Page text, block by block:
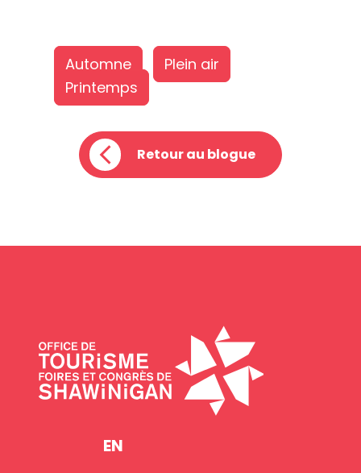
Automne
Plein air
Printemps
Retour au blogue
EN